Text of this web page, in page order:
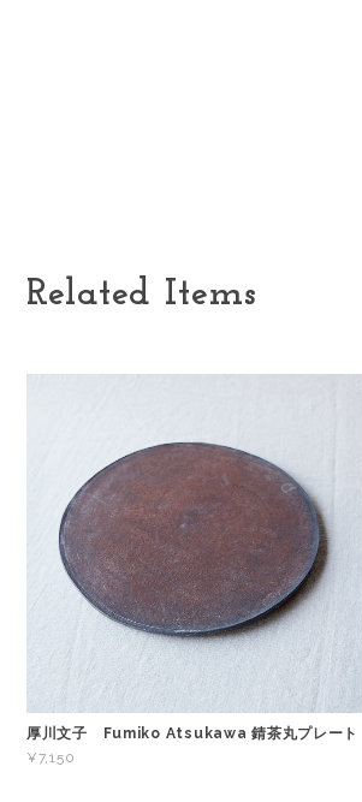
Related Items
厚川文子 Fumiko Atsukawa 錆茶丸プレート
¥7,150